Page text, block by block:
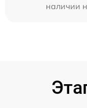
наличии